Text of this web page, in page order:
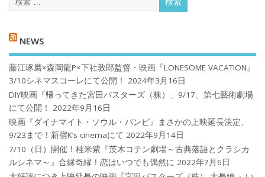
NEWS
藤江琢磨×森岡龍P×下社敦郎監督・映画『LONESOME VACATION』
3/10シネマスコーレにて公開！
2024年3月16日
DIY映画『帰ってきた宮田バスターズ（株）」9/17、第七藝術劇場
にて公開！
2022年9月16日
映画『ダイナマイト・ソウル・バンビ』まさかの上映延長決定、
9/23まで！新宿K’s cinemaにて 2022年9月14日
7/10（日）開催！桂米紫『茨木コテン劇場～古典落語とクラシカ
ルシネマ～』合縁奇縁！恋はいつでも偶然に 2022年7月6日